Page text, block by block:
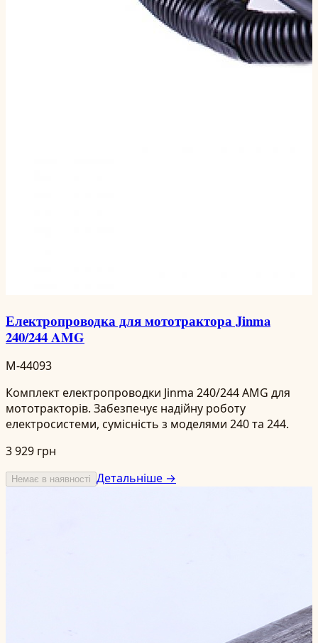
Електропроводка для мототрактора Jinma
240/244 AMG
M-44093
Комплект електропроводки Jinma 240/244 AMG для
мототракторів. Забезпечує надійну роботу
електросистеми, сумісність з моделями 240 та 244.
3 929 грн
Немає в наявності Детальніше →